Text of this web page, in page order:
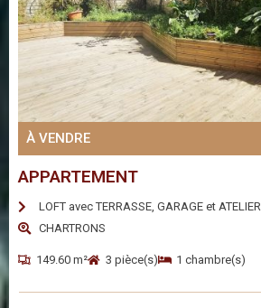
À VENDRE
APPARTEMENT
LOFT avec TERRASSE, GARAGE et ATELIER
CHARTRONS
149.60 m² 3 pièce(s) 1 chambre(s)